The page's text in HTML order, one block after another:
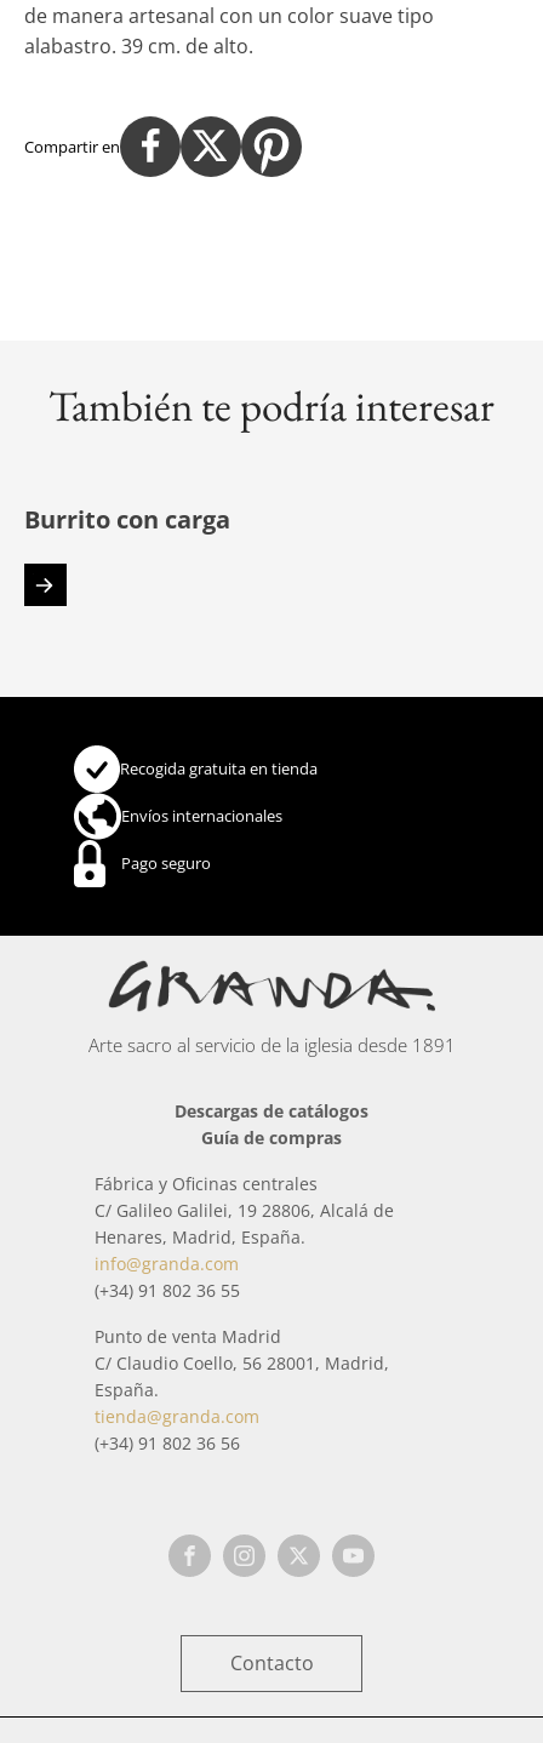
de manera artesanal con un color suave tipo
alabastro. 39 cm. de alto.
Compartir en
También te podría interesar
Burrito con carga
Recogida gratuita en tienda
Envíos internacionales
Pago seguro
Arte sacro al servicio de la iglesia desde 1891
Descargas de catálogos
Guía de compras
Fábrica y Oficinas centrales
C/ Galileo Galilei, 19 28806, Alcalá de
Henares, Madrid, España.
info@granda.com
(+34) 91 802 36 55
Punto de venta Madrid
C/ Claudio Coello, 56 28001, Madrid,
España.
tienda@granda.com
(+34) 91 802 36 56
Contacto